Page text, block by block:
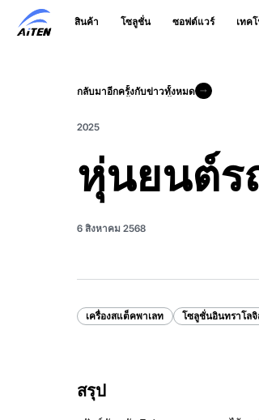
สินค้า โซลูชั่น ซอฟต์แวร์ เทค
กลับมาอีกครั้งกับข่าวทั้งหมด
2025
หุ่นยนต์ร
6 สิงหาคม 2568
เครื่องสแต็คพาเลท โซลูชั่นอินทราโล
สรุป